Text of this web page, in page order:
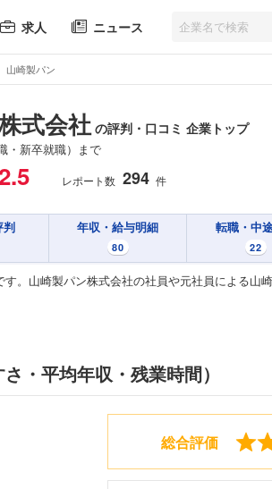
求人 ニュース
山崎製パン
式会社 の評判・口コミ 企業トップ
・新卒就職）まで
レポート数 294 件
判 年収・給与明細
80
転職・中
22
。山崎製パン株式会社の社員や元社員による
・平均年収・残業時間）
総合評価